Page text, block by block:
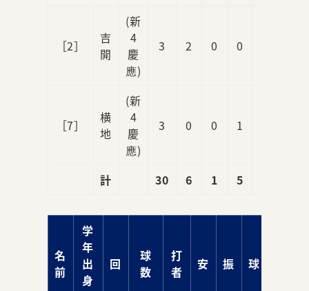
［2］
吉
開
(新
4
慶
應)
3 2 0 0
［7］
横
地
(新
4
慶
應)
3 0 0 1
計 30 6 1 5
名
前
学
年
出
身
回
球
数
打
者
安 振 球